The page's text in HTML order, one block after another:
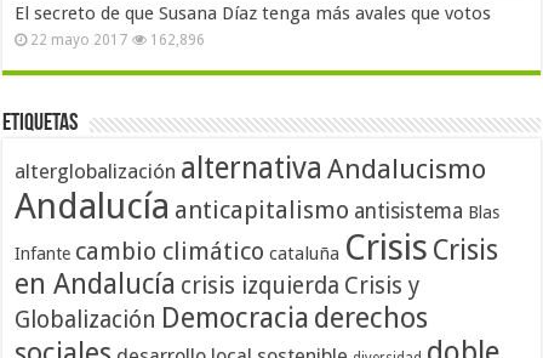
El secreto de que Susana Díaz tenga más avales que votos
22 mayo 2017 162,896
Etiquetas
alterglobalización alternativa Andalucismo
Andalucía anticapitalismo antisistema Blas
Infante cambio climático cataluña Crisis Crisis
en Andalucía crisis izquierda Crisis y
Globalización Democracia derechos